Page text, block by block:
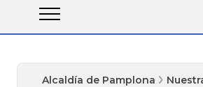
Alcaldía de Pamplona